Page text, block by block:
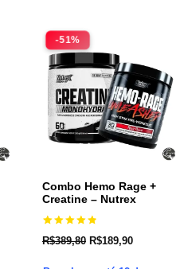
-51%
Combo Hemo Rage +
Creatine – Nutrex
Avaliação
4.91
R$389,80 R$189,90